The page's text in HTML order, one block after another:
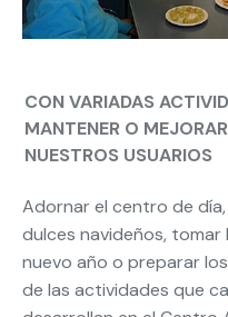
CON VARIADAS
MANTENER O
NUESTROS USUARIOS
Adornar el centro de
dulces navideños, tomar
nuevo año o preparar
de las actividades que